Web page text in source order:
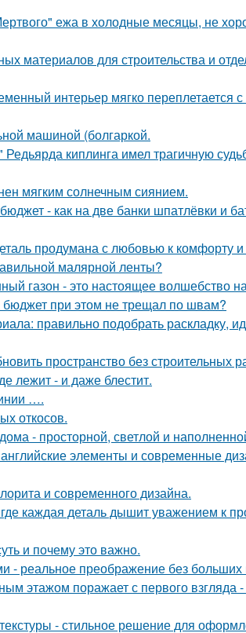
ежа в холодные месяцы, не
материалов для строительства и
интерьер мягко переплетается
машиной (болгаркой.
киплинга имел трагичную
мягким солнечным сиянием.
- как на две банки шпатлёвки и
продумана с любовью к комфорту и
малярной ленты?
газон - это настоящее волшебство
при этом не трещал по швам?
правильно подобрать раскладку,
пространство без строительных
лежит - и даже блестит.
….
откосов.
- просторной, светлой и
элементы и современные
и современного дизайна.
каждая деталь дышит уважением к
и почему это важно.
- реальное преображение без
этажом поражает с первого взгляда
- стильное решение для